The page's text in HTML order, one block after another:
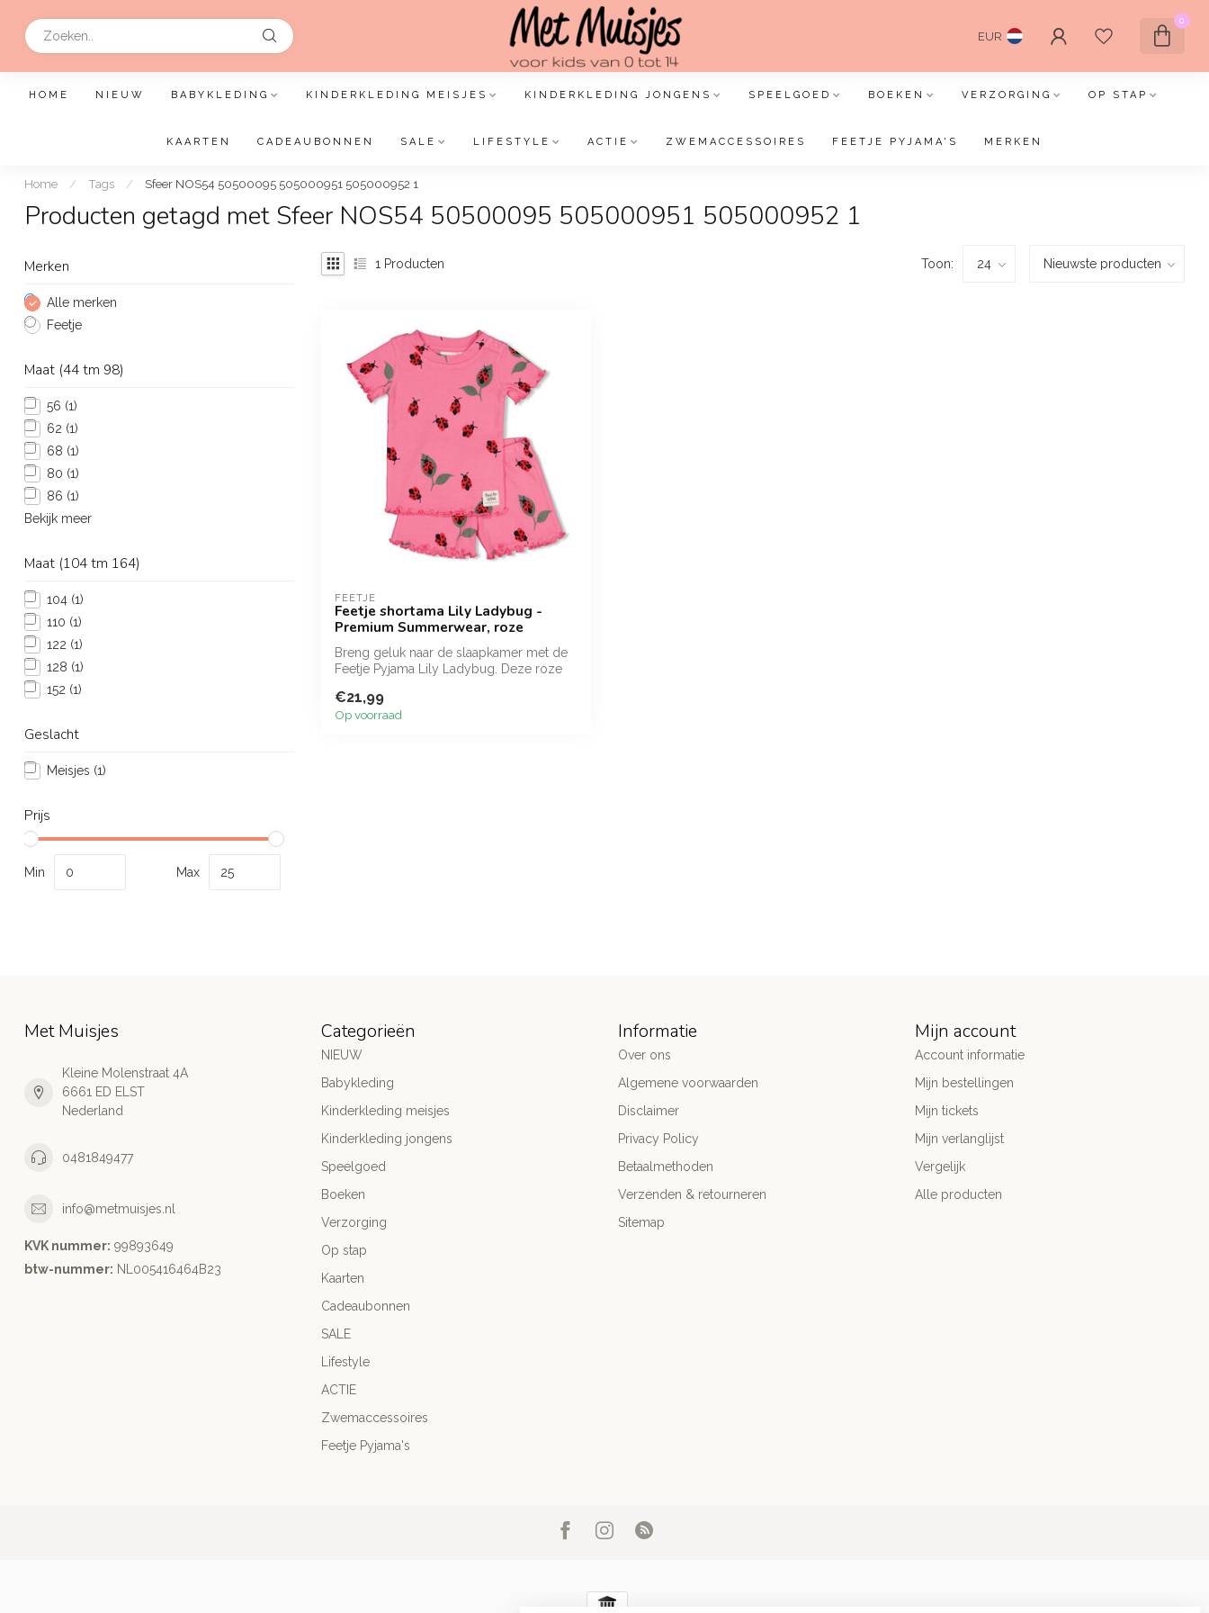
EUR
0
HOME NIEUW BABYKLEDING KINDERKLEDING MEISJES KINDERKLEDING JONGENS SPEELGOED BOEKEN VERZORGING OP STAP
KAARTEN CADEAUBONNEN SALE LIFESTYLE ACTIE ZWEMACCESSOIRES FEETJE PYJAMA'S MERKEN
Home / Tags / Sfeer NOS54 50500095 505000951 505000952 1
Producten getagd met Sfeer NOS54 50500095 505000951 505000952 1
Merken
Alle merken
Feetje
Maat (44 tm 98)
56 (1)
62 (1)
68 (1)
80 (1)
86 (1)
Bekijk meer
Maat (104 tm 164)
104 (1)
110 (1)
122 (1)
128 (1)
152 (1)
Geslacht
Meisjes (1)
Prijs
Min Max
1 Producten Toon:
FEETJE
Feetje shortama Lily Ladybug -
Premium Summerwear, roze
Breng geluk naar de slaapkamer met de
Feetje Pyjama Lily Ladybug. Deze roze
€21,99
Op voorraad
Met Muisjes
Kleine Molenstraat 4A
6661 ED ELST
Nederland
0481849477
info@metmuisjes.nl
KVK nummer: 99893649
btw-nummer: NL005416464B23
Categorieën
NIEUW
Babykleding
Kinderkleding meisjes
Kinderkleding jongens
Speelgoed
Boeken
Verzorging
Op stap
Kaarten
Cadeaubonnen
SALE
Lifestyle
ACTIE
Zwemaccessoires
Feetje Pyjama's
Informatie
Over ons
Algemene voorwaarden
Disclaimer
Privacy Policy
Betaalmethoden
Verzenden & retourneren
Sitemap
Mijn account
Account informatie
Mijn bestellingen
Mijn tickets
Mijn verlanglijst
Vergelijk
Alle producten